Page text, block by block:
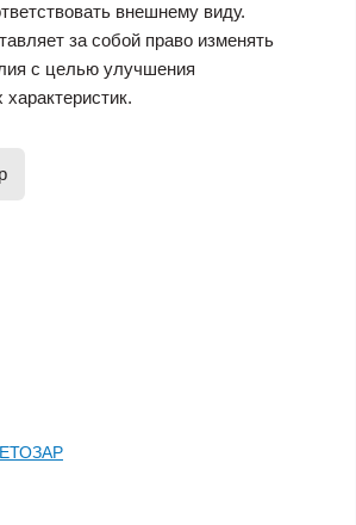
внешнему виду.
за собой право изменять
с целью улучшения